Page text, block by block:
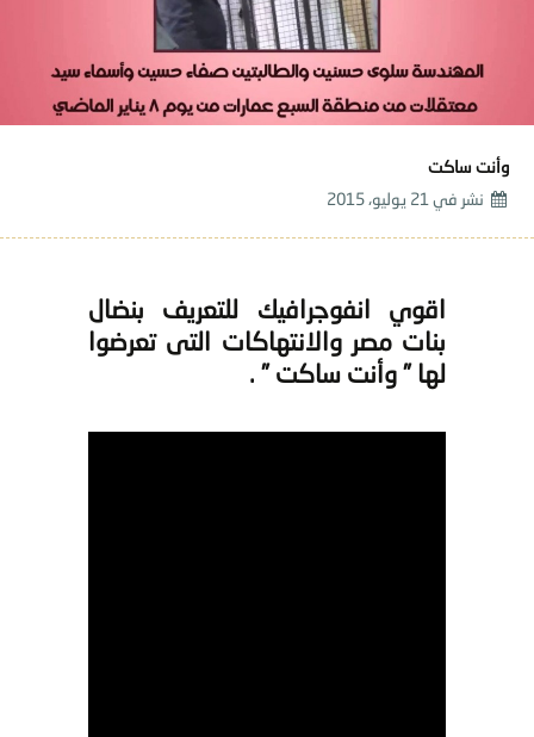
وأنت ساكت
نشر في 21 يوليو، 2015
اقوي انفوجرافيك للتعريف بنضال
بنات مصر والانتهاكات التى تعرضوا
لها ” وأنت ساكت ” .